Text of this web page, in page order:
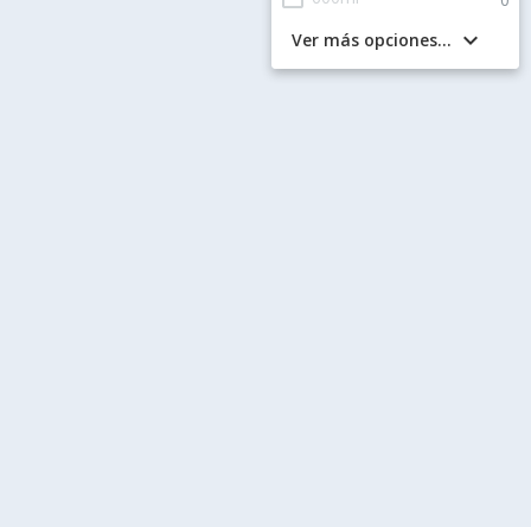
keyboard_arrow_down
Ver más opciones...